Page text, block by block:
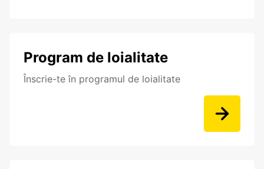
Program de loialitate
Înscrie-te în programul de loialitate